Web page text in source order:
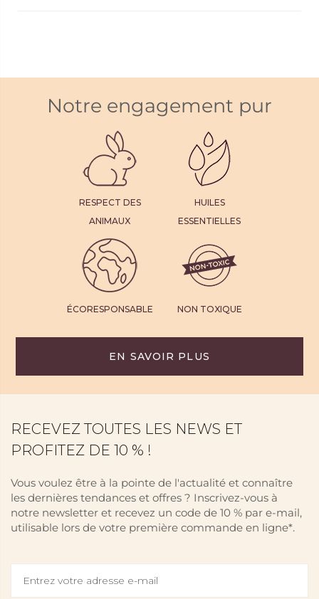
Notre engagement pur
RESPECT DES
ANIMAUX
HUILES
ESSENTIELLES
ÉCORESPONSABLE NON TOXIQUE
EN SAVOIR PLUS
RECEVEZ TOUTES LES NEWS ET
PROFITEZ DE 10 % !
Vous voulez être à la pointe de l'actualité et connaître
les dernières tendances et offres ? Inscrivez-vous à
notre newsletter et recevez un code de 10 % par e-mail,
utilisable lors de votre première commande en ligne*.